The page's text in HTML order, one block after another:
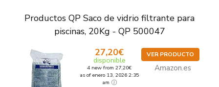
Productos QP Saco de vidrio filtrante para
piscinas, 20Kg - QP 500047
27,20€
disponible
4 new from 27,20€
as of enero 13, 2026 2:35
am
VER PRODUCTO
Amazon.es